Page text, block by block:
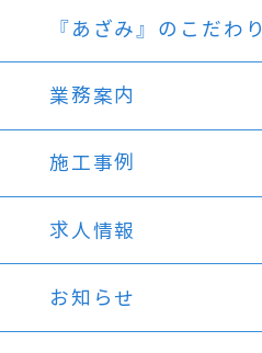
『あざみ』のこだわり
業務案内
施工事例
求人情報
お知らせ